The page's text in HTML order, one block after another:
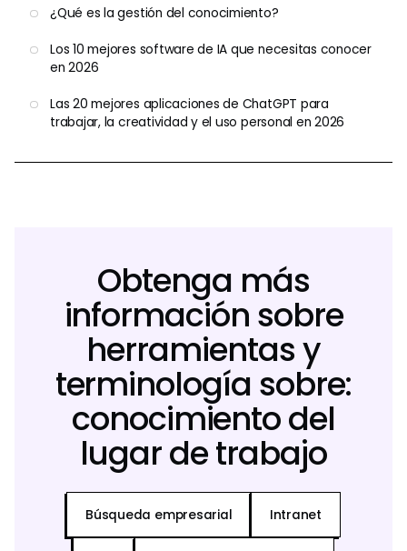
¿Qué es la gestión del conocimiento?
Los 10 mejores software de IA que necesitas conocer
en 2026
Las 20 mejores aplicaciones de ChatGPT para
trabajar, la creatividad y el uso personal en 2026
Obtenga más
información sobre
herramientas y
terminología sobre:
conocimiento del
lugar de trabajo
Búsqueda empresarial Intranet